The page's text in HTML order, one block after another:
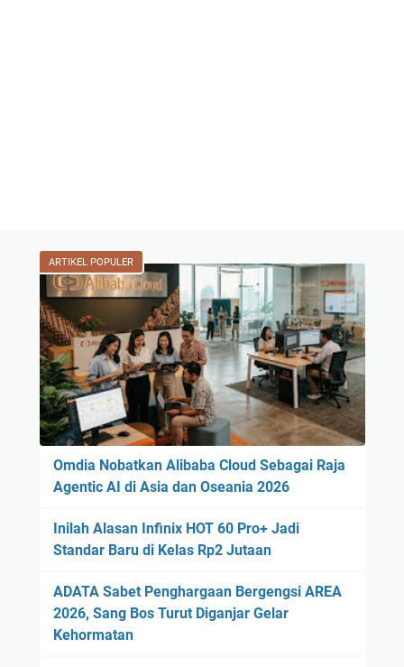
ARTIKEL POPULER
Omdia Nobatkan Alibaba Cloud Sebagai Raja
Agentic AI di Asia dan Oseania 2026
Inilah Alasan Infinix HOT 60 Pro+ Jadi
Standar Baru di Kelas Rp2 Jutaan
ADATA Sabet Penghargaan Bergengsi AREA
2026, Sang Bos Turut Diganjar Gelar
Kehormatan